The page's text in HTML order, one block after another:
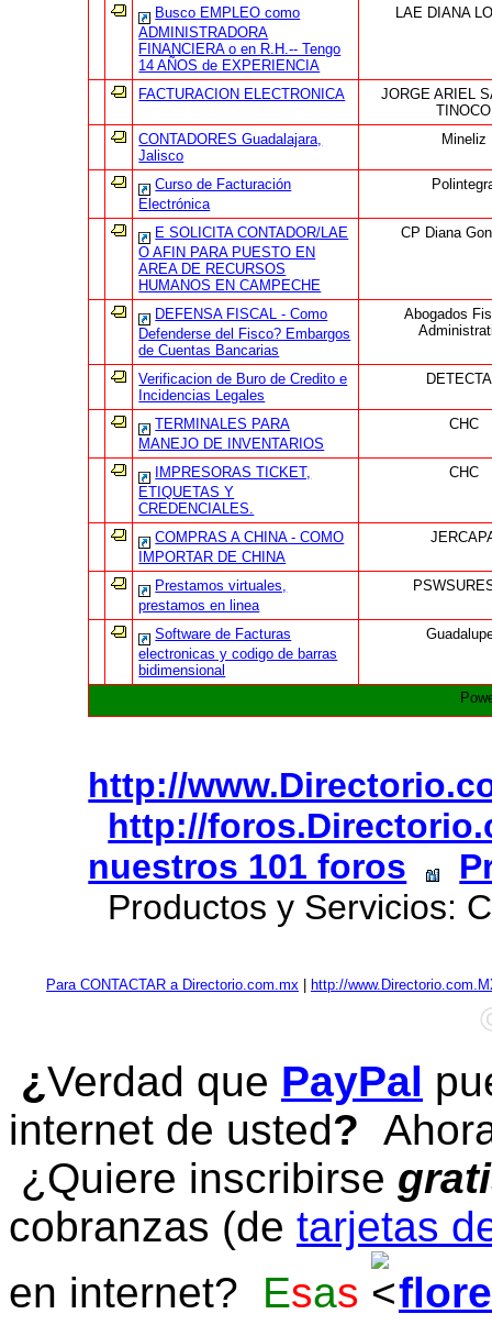
Busco EMPLEO como
ADMINISTRADORA
FINANCIERA o en R.H.-- Tengo
14 AÑOS de EXPERIENCIA
LAE DIANA
FACTURACION ELECTRONICA
JORGE ARIEL
TINOCO
CONTADORES Guadalajara,
Jalisco
Mineliz
Curso de Facturación
Electrónica
E SOLICITA CONTADOR/LAE
O AFIN PARA PUESTO EN
AREA DE RECURSOS
HUMANOS EN CAMPECHE
CP Diana
DEFENSA FISCAL - Como
Defenderse del Fisco? Embargos
de Cuentas Bancarias
Abogados
Verificacion de Buro de Credito e
Incidencias Legales
TERMINALES PARA
MANEJO DE INVENTARIOS
CHC
IMPRESORAS TICKET,
ETIQUETAS Y
CREDENCIALES.
CHC
COMPRAS A CHINA - COMO
IMPORTAR DE CHINA
Prestamos virtuales,
prestamos en linea
Software de Facturas
electronicas y codigo de barras
bidimensional
http://
http://
nuestros 101 foros
Productos y Servicios:
Para CONTACTAR a Directorio.com.mx http://
¿Verdad que PayPal
internet de usted?
¿Quiere inscribirse
cobranzas (de tarjetas
en internet? Esas